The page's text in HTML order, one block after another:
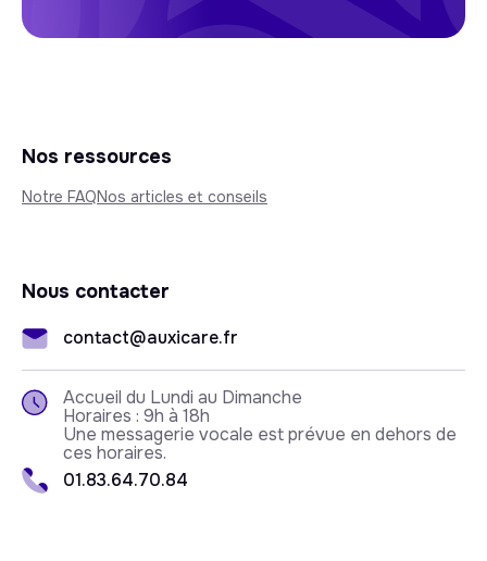
Nos ressources
Notre FAQNos articles et conseils
Nous contacter
contact@auxicare.fr
Accueil du Lundi au Dimanche
Horaires : 9h à 18h
Une messagerie vocale est prévue en dehors de
ces horaires.
01.83.64.70.84